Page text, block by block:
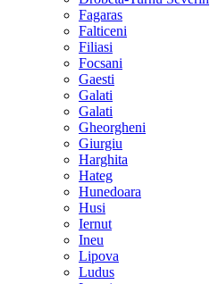
Fagaras
Falticeni
Filiasi
Focsani
Gaesti
Galati
Galati
Gheorgheni
Giurgiu
Harghita
Hateg
Hunedoara
Husi
Iernut
Ineu
Lipova
Ludus